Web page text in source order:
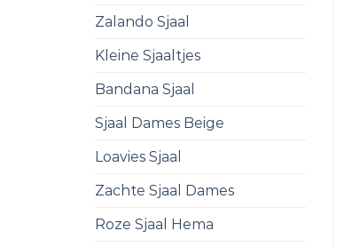
Zalando Sjaal
Kleine Sjaaltjes
Bandana Sjaal
Sjaal Dames Beige
Loavies Sjaal
Zachte Sjaal Dames
Roze Sjaal Hema